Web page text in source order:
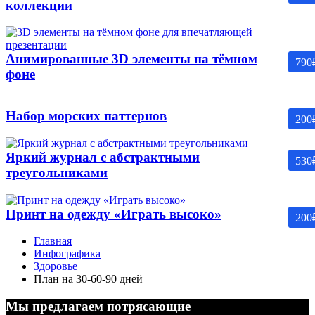
коллекции
790
Анимированные 3D элементы на тёмном
фоне
200
Набор морских паттернов
530
Яркий журнал с абстрактными
треугольниками
200
Принт на одежду «Играть высоко»
Главная
Инфографика
Здоровье
План на 30-60-90 дней
Мы предлагаем потрясающие